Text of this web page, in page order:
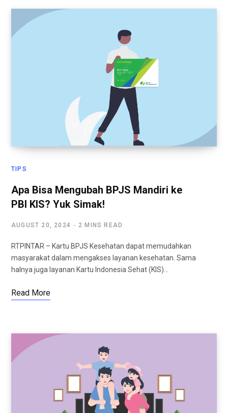
TIPS
Apa Bisa Mengubah BPJS Mandiri ke
PBI KIS? Yuk Simak!
AUGUST 20, 2024 2 MINS READ
RTPINTAR – Kartu BPJS Kesehatan dapat memudahkan
masyarakat dalam mengakses layanan kesehatan. Sama
halnya juga layanan Kartu Indonesia Sehat (KIS)…
Read More